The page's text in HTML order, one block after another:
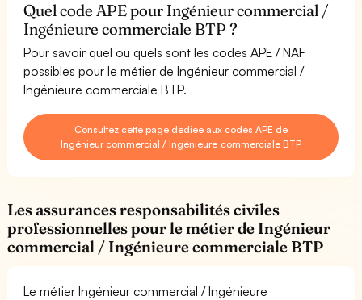
Quel code APE pour Ingénieur commercial /
Ingénieure commerciale BTP ?
Pour savoir quel ou quels sont les codes APE / NAF
possibles pour le métier de Ingénieur commercial /
Ingénieure commerciale BTP.
Consultez cette page dédiée aux codes APE de
Ingénieur commercial / Ingénieure commerciale BTP
Les assurances responsabilités civiles
professionnelles pour le métier de Ingénieur
commercial / Ingénieure commerciale BTP
Le métier Ingénieur commercial / Ingénieure